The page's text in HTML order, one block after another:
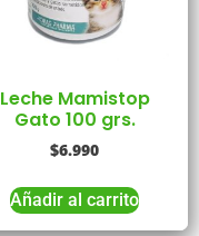
Leche Mamistop
Gato 100 grs.
$6.990
Añadir al carrito